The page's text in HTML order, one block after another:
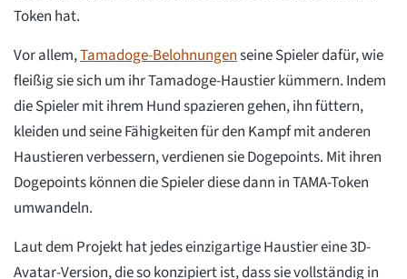
Token hat.
Vor allem,Tamadoge-Belohnungenseine Spieler dafür, wie
fleißig sie sich um ihr Tamadoge-Haustier kümmern. Indem
die Spieler mit ihrem Hund spazieren gehen, ihn füttern,
kleiden und seine Fähigkeiten für den Kampf mit anderen
Haustieren verbessern, verdienen sie Dogepoints. Mit ihren
Dogepoints können die Spieler diese dann in TAMA-Token
umwandeln.
Laut dem Projekt hat jedes einzigartige Haustier eine 3D-
Avatar-Version, die so konzipiert ist, dass sie vollständig in